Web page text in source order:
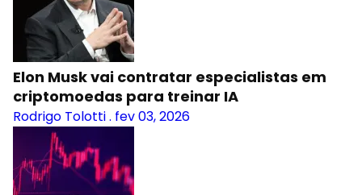
Elon Musk vai contratar especialistas em
criptomoedas para treinar IA
Rodrigo Tolotti. fev 03, 2026